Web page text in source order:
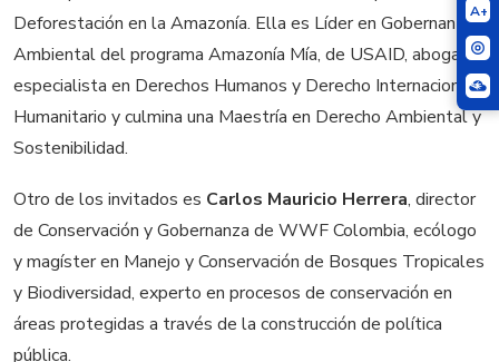
A+
Deforestación en la Amazonía. Ella es Líder en Gobernanza
Ambiental del programa Amazonía Mía, de USAID, abogada
especialista en Derechos Humanos y Derecho Internacional
Humanitario y culmina una Maestría en Derecho Ambiental y
Sostenibilidad.
Otro de los invitados es Carlos Mauricio Herrera, director
de Conservación y Gobernanza de WWF Colombia, ecólogo
y magíster en Manejo y Conservación de Bosques Tropicales
y Biodiversidad, experto en procesos de conservación en
áreas protegidas a través de la construcción de política
pública.